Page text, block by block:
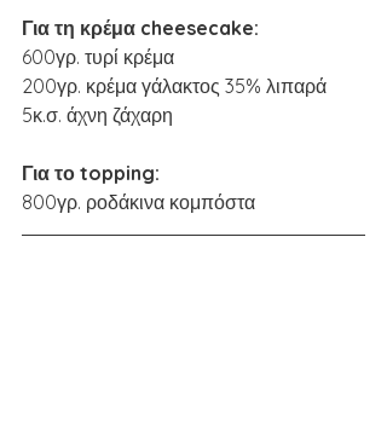
Για τη κρέμα cheesecake:
600γρ. τυρί κρέμα
200γρ. κρέμα γάλακτος 35% λιπαρά
5κ.σ. άχνη ζάχαρη
Για το topping:
800γρ. ροδάκινα κομπόστα